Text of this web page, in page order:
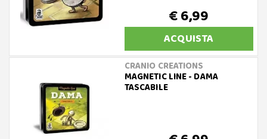
€ 6,99
ACQUISTA
CRANIO CREATIONS
MAGNETIC LINE - DAMA
TASCABILE